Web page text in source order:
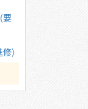
要
修)